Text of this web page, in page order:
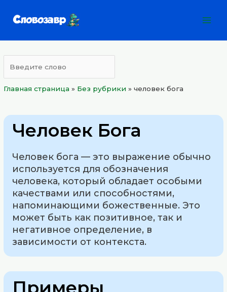
Главная страница » Без рубрики »человек бога
Человек Бога
Человек бога — это выражение обычно
используется для обозначения
человека, который обладает особыми
качествами или способностями,
напоминающими божественные. Это
может быть как позитивное, так и
негативное определение, в
зависимости от контекста.
Примеры